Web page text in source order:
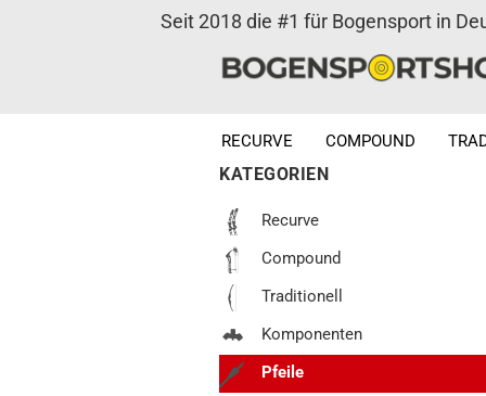
Seit 2018 die #1 für Bogensport in
RECURVE COMPOUND
KATEGORIEN
Recurve
Compound
Traditionell
Komponenten
Pfeile